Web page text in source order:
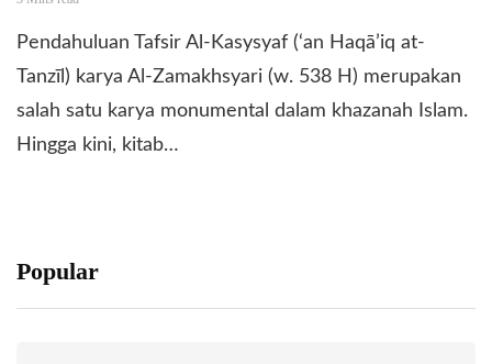
Pendahuluan ​Tafsir Al-Kasysyaf (‘an Haqā’iq at-
Tanzīl) karya Al-Zamakhsyari (w. 538 H) merupakan
salah satu karya monumental dalam khazanah Islam.
Hingga kini, kitab…
Popular